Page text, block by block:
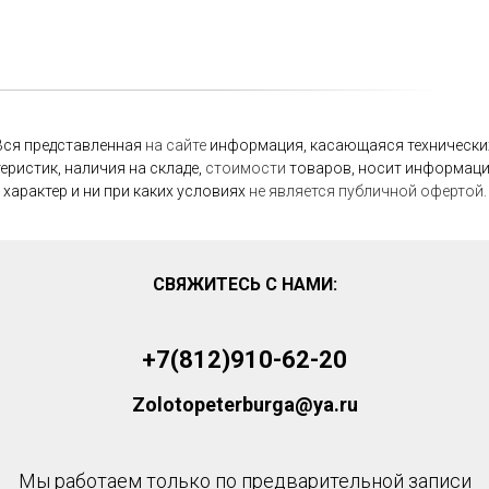
представленная на сайте информация, касающаяся
наличия на складе, стоимости товаров, носит
характер и ни при каких условиях не является публичной офертой.
СВЯЖИТЕСЬ С НАМИ:
+7(812)910-62-20
Zolotopeterburga@ya.ru
Мы работаем только по предварительной записи